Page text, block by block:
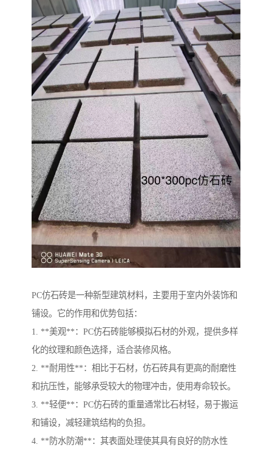
PC仿石砖是一种新型建筑材料，主要用于室内外装饰和
铺设。它的作用和优势包括：
1. **美观**：PC仿石砖能够模拟石材的外观，提供多样
化的纹理和颜色选择，适合装修风格。
2. **耐用性**：相比于石材，仿石砖具有更高的耐磨性
和抗压性，能够承受较大的物理冲击，使用寿命较长。
3. **轻便**：PC仿石砖的重量通常比石材轻，易于搬运
和铺设，减轻建筑结构的负担。
4. **防水防潮**：其表面处理使其具有良好的防水性